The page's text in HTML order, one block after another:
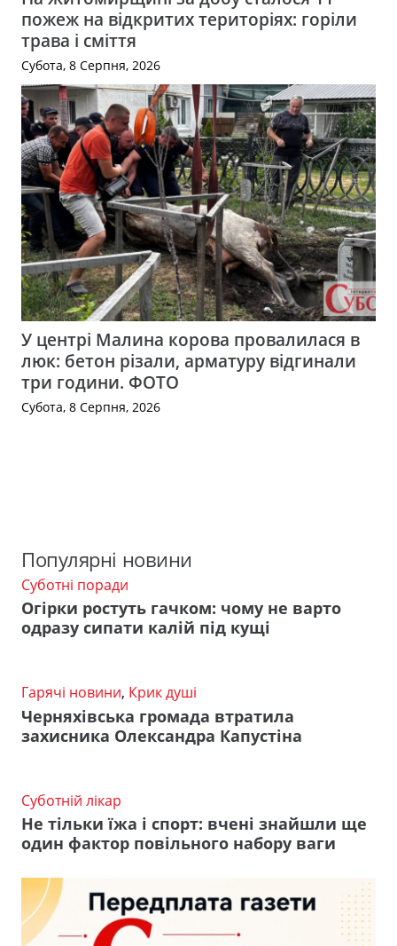
пожеж на відкритих територіях: горіли
трава і сміття
Субота, 8 Серпня, 2026
У центрі Малина корова провалилася в
люк: бетон різали, арматуру відгинали
три години. ФОТО
Субота, 8 Серпня, 2026
Популярні новини
Суботні поради
Огірки ростуть гачком: чому не варто
одразу сипати калій під кущі
Гарячі новини, Крик душі
Черняхівська громада втратила
захисника Олександра Капустіна
Суботній лікар
Не тільки їжа і спорт: вчені знайшли ще
один фактор повільного набору ваги